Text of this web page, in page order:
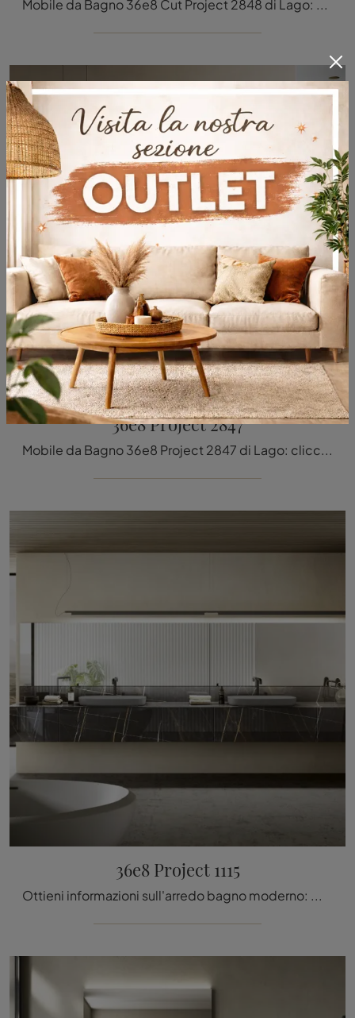
Mobile da Bagno 36e8 Cut Project 2848 di Lago: clicca e scopri di più su mobili bagno sospesi in vetro e accessori della firma.
36e8 Project 2847
Mobile da Bagno 36e8 Project 2847 di Lago: clicca e scopri di più su mobili bagno sospesi in vetro e accessori del marchio.
36e8 Project 1115
Ottieni informazioni sull'arredo bagno moderno: mobili bagno sospesi in vetro come il modello 36e8 Project 1115 di Lago ti aspettano.